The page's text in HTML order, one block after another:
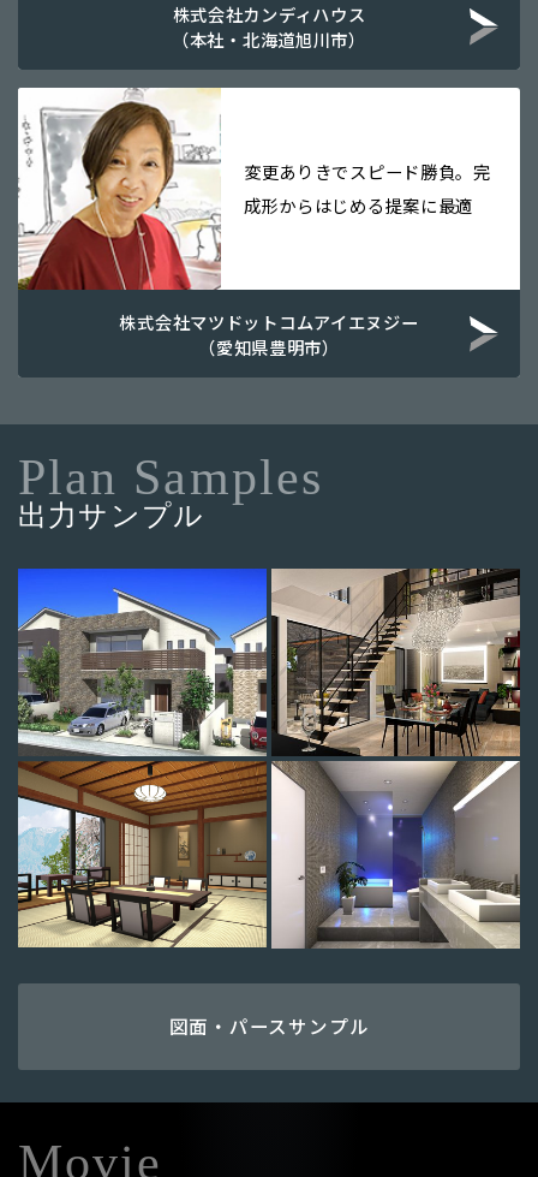
株式会社カンディハウス
（本社・北海道旭川市）
変更ありきでスピード勝負。完
成形からはじめる提案に最適
株式会社マツドットコムアイエヌジー
（愛知県豊明市）
Plan Samples
出力サンプル
図面・パースサンプル
Movie